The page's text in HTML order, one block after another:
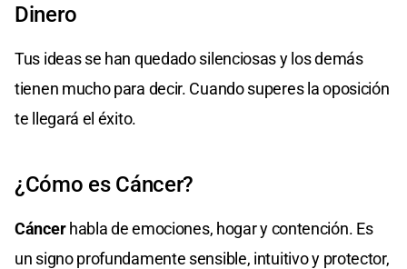
Dinero
Tus ideas se han quedado silenciosas y los demás
tienen mucho para decir. Cuando superes la oposición
te llegará el éxito.
¿Cómo es Cáncer?
Cáncerhabla de emociones, hogar y contención. Es
un signo profundamente sensible, intuitivo y protector,